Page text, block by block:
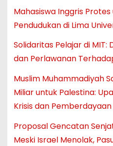
Mahasiswa Inggris
Pendudukan di Lima
Solidaritas Pelajar di MIT:
dan Perlawanan
Muslim Muhammadiyah
Miliar untuk Palestina:
Krisis dan
Proposal Gencatan
Meski Israel Menolak,